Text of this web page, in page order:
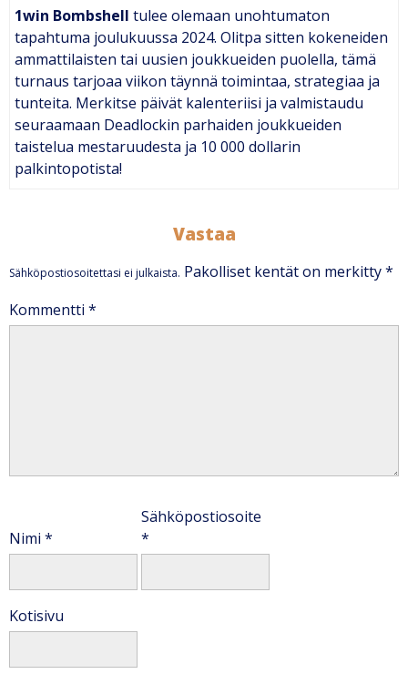
1win Bombshell tulee olemaan unohtumaton
tapahtuma joulukuussa 2024. Olitpa sitten kokeneiden
ammattilaisten tai uusien joukkueiden puolella, tämä
turnaus tarjoaa viikon täynnä toimintaa, strategiaa ja
tunteita. Merkitse päivät kalenteriisi ja valmistaudu
seuraamaan Deadlockin parhaiden joukkueiden
taistelua mestaruudesta ja 10 000 dollarin
palkintopotista!
Vastaa
Sähköpostiosoitettasi ei julkaista. Pakolliset kentät on merkitty*
Kommentti *
Nimi *
Sähköpostiosoite
*
Kotisivu